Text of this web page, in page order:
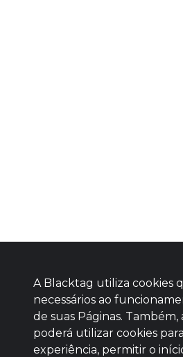
Baixe
A Blacktag utiliza cookies
necessários ao
de suas Páginas. Também,
poderá utilizar cookies
experiência, permitir o